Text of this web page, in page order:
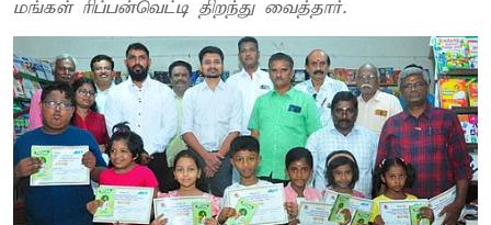
மங்கள் ரிப்பன்வெட்டி திறந்து வைத்தார்.